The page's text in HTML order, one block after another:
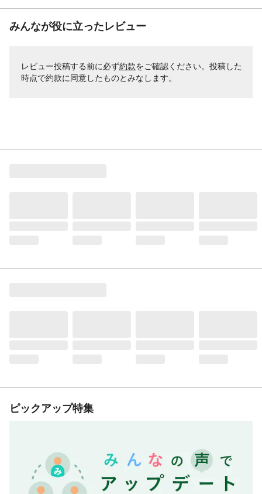
みんなが役に立ったレビュー
レビュー投稿する前に必ず約款をご確認ください。投稿した
時点で約款に同意したものとみなします。
ピックアップ特集